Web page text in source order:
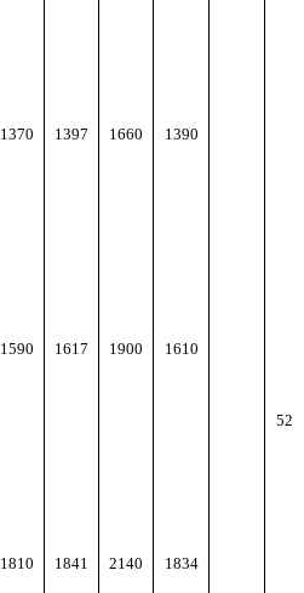
1370 1397 1660 1390
1590 1617 1900 1610
1810 1841 2140 1834